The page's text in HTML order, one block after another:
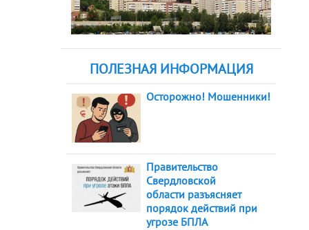
ПОЛЕЗНАЯ ИНФОРМАЦИЯ
Осторожно! Мошенники!
Правительство
Свердловской
области разъясняет
порядок действий при
угрозе БПЛА